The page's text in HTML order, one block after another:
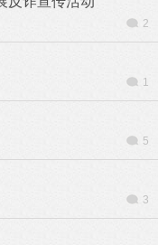
2
1
5
3